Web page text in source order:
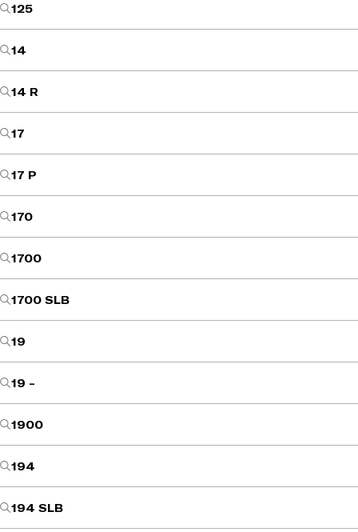
125
14
14 R
17
17 P
170
1700
1700 SLB
19
19 -
1900
194
194 SLB